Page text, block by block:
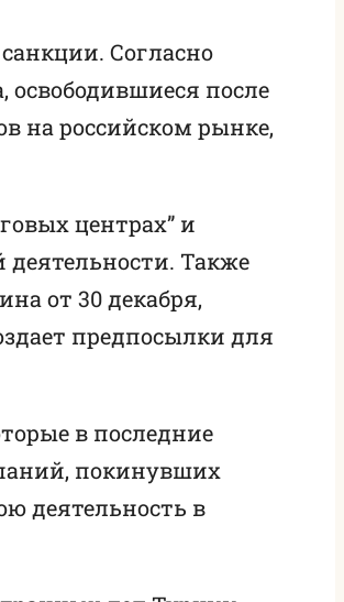
Согласно
после
на российском рынке,
центрах” и
Также
от 30 декабря,
предпосылки для
в последние
покинувших
деятельность в